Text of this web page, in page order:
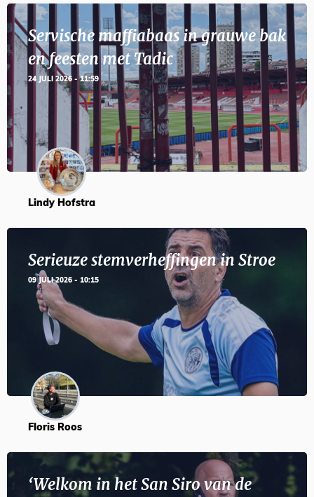
Servische maffiabaas in grauwe bak
en feesten met Tadic
24 JULI 2026 - 11:59
Lindy Hofstra
Serieuze stemverheffingen in Stroe
09 JULI 2026 - 10:15
Floris Roos
‘Welkom in het San Siro van de